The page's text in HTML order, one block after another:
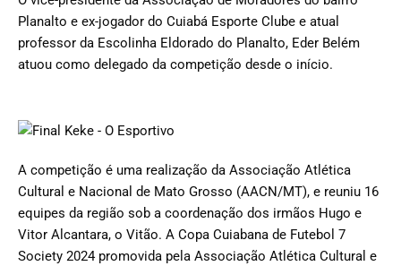
Planalto e ex-jogador do Cuiabá Esporte Clube e atual
professor da Escolinha Eldorado do Planalto, Eder Belém
atuou como delegado da competição desde o início.
A competição é uma realização da Associação Atlética
Cultural e Nacional de Mato Grosso (AACN/MT), e reuniu 16
equipes da região sob a coordenação dos irmãos Hugo e
Vitor Alcantara, o Vitão. A Copa Cuiabana de Futebol 7
Society 2024 promovida pela Associação Atlética Cultural e